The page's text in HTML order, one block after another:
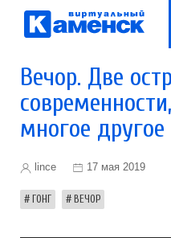
Вечор. Две
многое другое
lince 17 мая 2019
ГОНГ ВЕЧОР